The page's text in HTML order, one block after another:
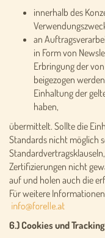
innerhalb des
an
in Form von
Erbringung der
beigezogen
Einhaltung der
haben,
übermittelt. Sollte die
Standards nicht möglich
Zertifizierungen nicht
auf und holen auch die
Für weitere
6.) Cookies und